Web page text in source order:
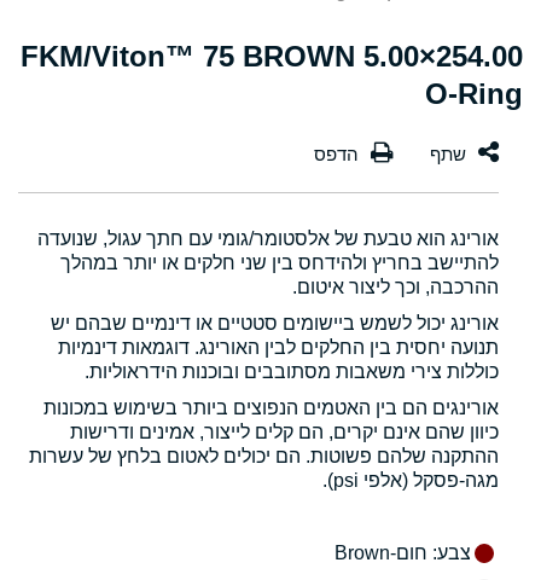
254.00×5.00 FKM/Viton™ 75 BROWN
O-Ring
אורינג הוא טבעת של אלסטומר/גומי עם חתך עגול, שנועדה
להתיישב בחריץ ולהידחס בין שני חלקים או יותר במהלך
ההרכבה, וכך ליצור איטום.
אורינג יכול לשמש ביישומים סטטיים או דינמיים שבהם יש
תנועה יחסית בין החלקים לבין האורינג. דוגמאות דינמיות
כוללות צירי משאבות מסתובבים ובוכנות הידראוליות.
אורינגים הם בין האטמים הנפוצים ביותר בשימוש במכונות
כיוון שהם אינם יקרים, הם קלים לייצור, אמינים ודרישות
ההתקנה שלהם פשוטות. הם יכולים לאטום בלחץ של עשרות
מגה-פסקל (אלפי psi).
צבע: חום-Brown